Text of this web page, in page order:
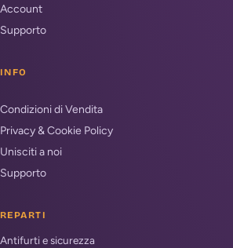
Account
Supporto
INFO
Condizioni di Vendita
Privacy & Cookie Policy
Unisciti a noi
Supporto
REPARTI
Antifurti e sicurezza